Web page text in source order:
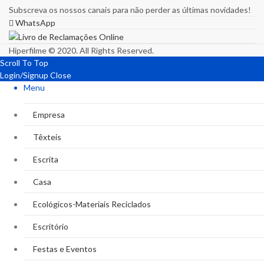
Subscreva os nossos canais para não perder as últimas novidades!
WhatsApp
Hiperfilme © 2020. All Rights Reserved.
Scroll To Top
Login/Signup Close
Menu
Empresa
Têxteis
Escrita
Casa
Ecológicos-Materiais Reciclados
Escritório
Festas e Eventos